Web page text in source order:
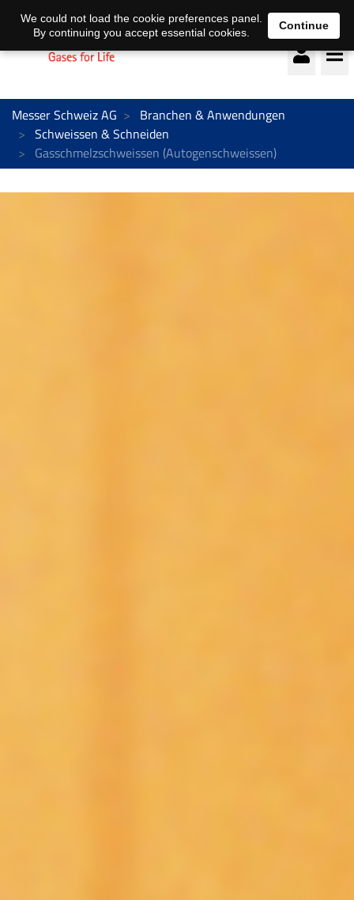
Deutsch français
Messer Schweiz AG
Branchen & Anwendungen
Schweissen & Schneiden
Gasschmelzschweissen (Autogenschweissen)
We could not load the cookie preferences panel.
By continuing you accept essential cookies.
Continue